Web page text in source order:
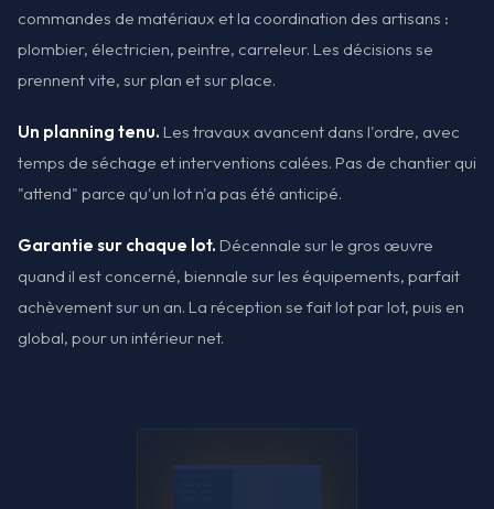
commandes de matériaux et la coordination des artisans :
plombier, électricien, peintre, carreleur. Les décisions se
prennent vite, sur plan et sur place.
Un planning tenu. Les travaux avancent dans l'ordre, avec
temps de séchage et interventions calées. Pas de chantier qui
"attend" parce qu'un lot n'a pas été anticipé.
Garantie sur chaque lot. Décennale sur le gros œuvre
quand il est concerné, biennale sur les équipements, parfait
achèvement sur un an. La réception se fait lot par lot, puis en
global, pour un intérieur net.